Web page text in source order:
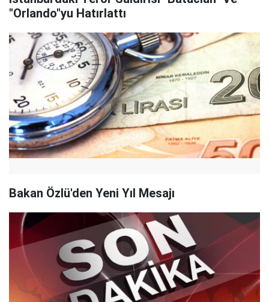
"Orlando"yu Hatırlattı
Bakan Özlü'den Yeni Yıl Mesajı